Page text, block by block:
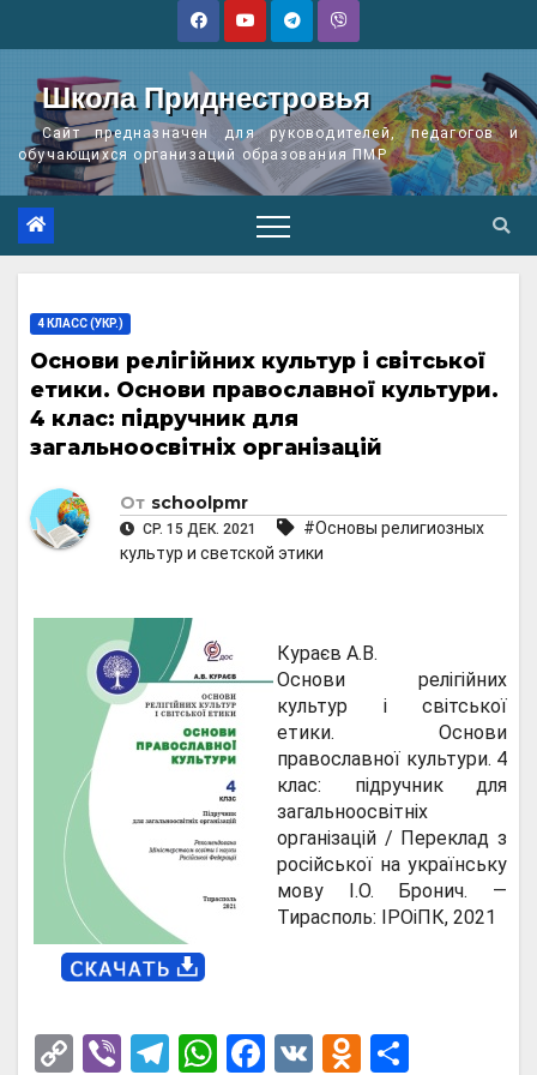
Школа Приднестровья
Сайт предназначен для руководителей, педагогов и
обучающихся организаций образования ПМР
4 КЛАСС (УКР.)
Основи релігійних культур і світської
етики. Основи православної культури.
4 клас: підручник для
загальноосвітніх організацій
От schoolpmr
СР. 15 ДЕК. 2021
#Основы религиозных
культур и светской этики
Кураєв А.В.
Основи релігійних
культур і світської
етики. Основи
православної культури. 4
клас: підручник для
загальноосвітніх
організацій / Переклад з
російської на українську
мову І.О. Бронич. —
Тирасполь: ІРОіПК, 2021
C
Vi
T
W
F
V
O